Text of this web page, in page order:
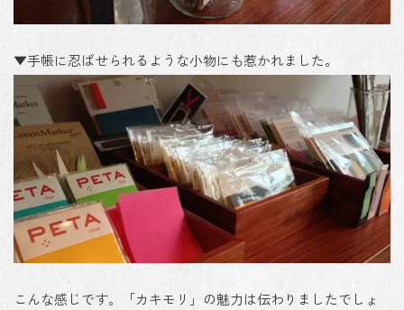
▼手帳に忍ばせられるような小物にも惹かれました。
こんな感じです。「カキモリ」の魅力は伝わりましたでしょ